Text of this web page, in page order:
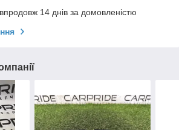
14 днів за домовленістю